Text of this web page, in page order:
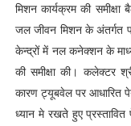
मिशन कार्यक्रम की
जल जीवन मिशन के अंतर्गत
केन्द्रों में नल कनेक्शन के
की समीक्षा की। कलेक्टर
कारण ट्यूबवेल पर आधारित
ध्यान मे रखते हुए